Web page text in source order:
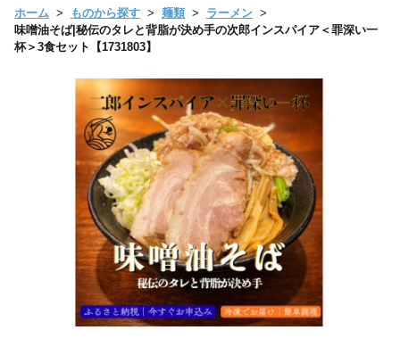
ホーム ものから探す 麺類
ラーメン
味噌油そば|秘伝のタレと背脂が決め手の次郎インスパイア＜罪深い一
杯＞3食セット【1731803】